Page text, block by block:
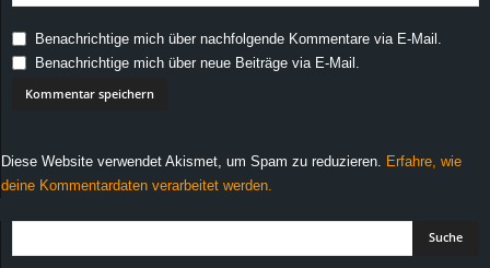
Benachrichtige mich über nachfolgende Kommentare via E-Mail.
Benachrichtige mich über neue Beiträge via E-Mail.
Diese Website verwendet Akismet, um Spam zu reduzieren.
Erfahre, wie
deine Kommentardaten verarbeitet werden.